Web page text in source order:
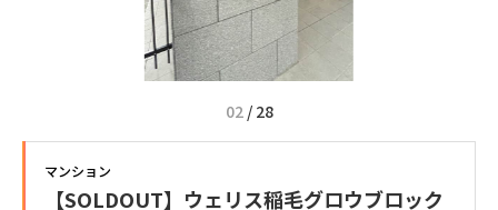
02/ 28
マンション
【SOLDOUT】ウェリス稲毛グロウブロック